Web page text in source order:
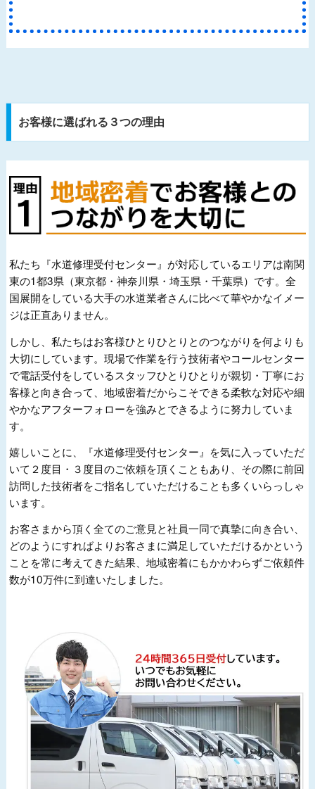
お客様に選ばれる３つの理由
私たち『水道修理受付センター』が対応しているエリアは南関
東の1都3県（東京都・神奈川県・埼玉県・千葉県）です。全
国展開をしている大手の水道業者さんに比べて華やかなイメー
ジは正直ありません。
しかし、私たちはお客様ひとりひとりとのつながりを何よりも
大切にしています。現場で作業を行う技術者やコールセンター
で電話受付をしているスタッフひとりひとりが親切・丁寧にお
客様と向き合って、地域密着だからこそできる柔軟な対応や細
やかなアフターフォローを強みとできるように努力していま
す。
嬉しいことに、『水道修理受付センター』を気に入っていただ
いて２度目・３度目のご依頼を頂くこともあり、その際に前回
訪問した技術者をご指名していただけることも多くいらっしゃ
います。
お客さまから頂く全てのご意見と社員一同で真摯に向き合い、
どのようにすればよりお客さまに満足していただけるかという
ことを常に考えてきた結果、地域密着にもかかわらずご依頼件
数が10万件に到達いたしました。